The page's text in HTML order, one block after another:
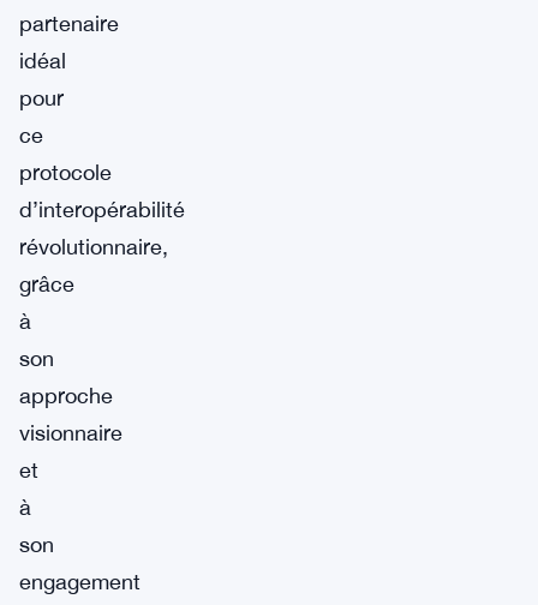
partenaire
idéal
pour
ce
protocole
d’interopérabilité
révolutionnaire,
grâce
à
son
approche
visionnaire
et
à
son
engagement